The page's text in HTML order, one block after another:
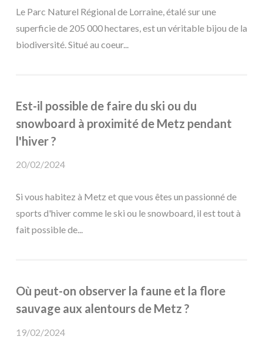
Le Parc Naturel Régional de Lorraine, étalé sur une
superficie de 205 000 hectares, est un véritable bijou de la
biodiversité. Situé au coeur...
Est-il possible de faire du ski ou du
snowboard à proximité de Metz pendant
l'hiver ?
20/02/2024
Si vous habitez à Metz et que vous êtes un passionné de
sports d'hiver comme le ski ou le snowboard, il est tout à
fait possible de...
Où peut-on observer la faune et la flore
sauvage aux alentours de Metz ?
19/02/2024